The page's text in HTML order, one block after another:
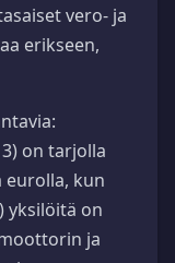
vero- ja
erikseen,
on tarjolla
eurolla, kun
yksilöitä on
ja